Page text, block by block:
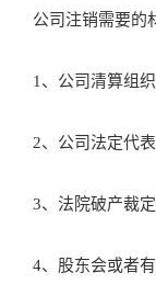
公司注销需要的
1、公司清算组织
2、公司法定代表
3、法院破产裁定
4、股东会或者有